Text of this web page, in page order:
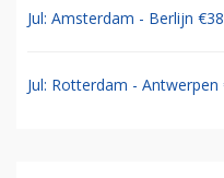
Jul: Amsterdam - Berlijn €38
Jul: Rotterdam - Antwerpen